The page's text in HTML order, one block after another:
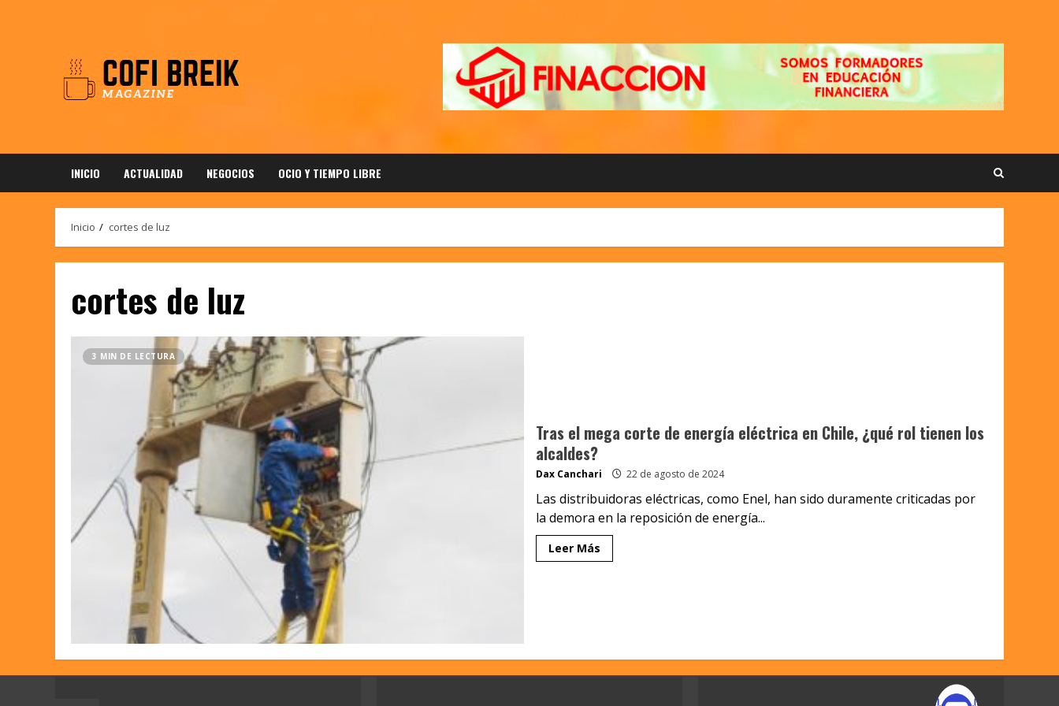
INICIO ACTUALIDAD NEGOCIOS OCIO Y TIEMPO LIBRE
Inicio cortes de luz
cortes de luz
3 MIN DE LECTURA
Tras el mega corte de energía eléctrica en Chile, ¿qué rol tienen los
alcaldes?
Dax Canchari 22 de agosto de 2024
Las distribuidoras eléctricas, como Enel, han sido duramente criticadas por
la demora en la reposición de energía...
Leer Más